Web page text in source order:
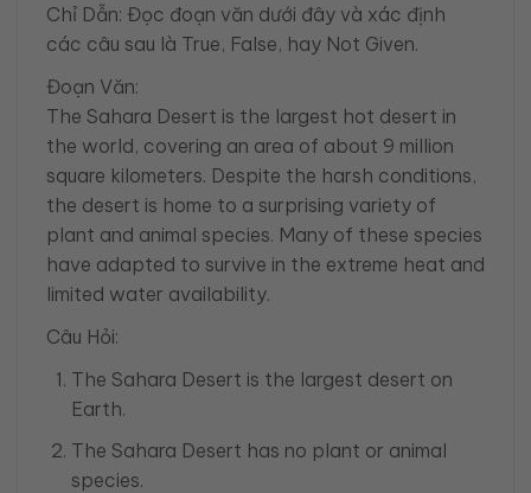
Chỉ Dẫn: Đọc đoạn văn dưới đây và xác định
các câu sau là True, False, hay Not Given.
Đoạn Văn:
The Sahara Desert is the largest hot desert in
the world, covering an area of about 9 million
square kilometers. Despite the harsh conditions,
the desert is home to a surprising variety of
plant and animal species. Many of these species
have adapted to survive in the extreme heat and
limited water availability.
Câu Hỏi:
The Sahara Desert is the largest desert on
Earth.
The Sahara Desert has no plant or animal
species.